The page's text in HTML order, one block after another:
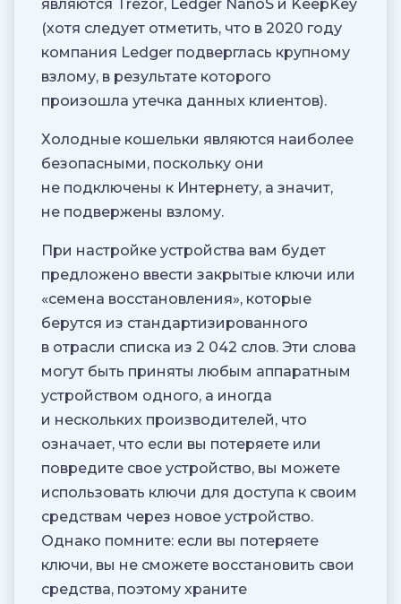
являются Trezor, Ledger NanoS и KeepKey
(хотя следует отметить, что в 2020 году
компания Ledger подверглась крупному
взлому, в результате которого
произошла утечка данных клиентов).
Холодные кошельки являются наиболее
безопасными, поскольку они
не подключены к Интернету, а значит,
не подвержены взлому.
При настройке устройства вам будет
предложено ввести закрытые ключи или
«семена восстановления», которые
берутся из стандартизированного
в отрасли списка из 2 042 слов. Эти слова
могут быть приняты любым аппаратным
устройством одного, а иногда
и нескольких производителей, что
означает, что если вы потеряете или
повредите свое устройство, вы можете
использовать ключи для доступа к своим
средствам через новое устройство.
Однако помните: если вы потеряете
ключи, вы не сможете восстановить свои
средства, поэтому храните